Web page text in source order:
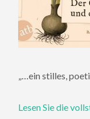
„…ein stilles,
Lesen Sie die